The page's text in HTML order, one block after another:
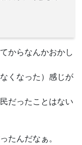
からなんかおかし
くなった）感じが
だったことはない
たんだなぁ。